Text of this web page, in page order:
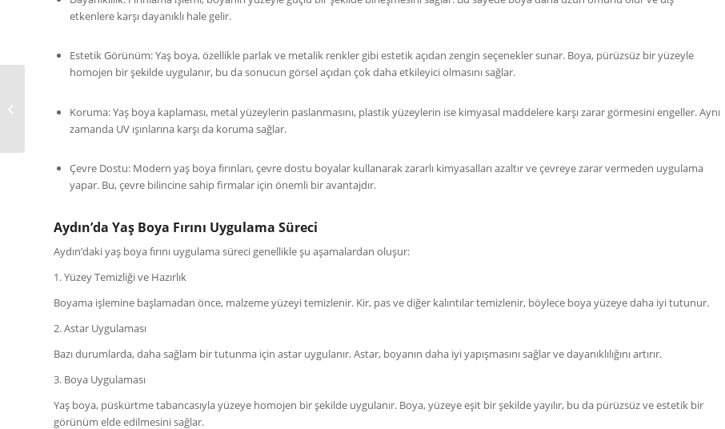
etkenlere karşı dayanıklı hale gelir.
Estetik Görünüm: Yaş boya, özellikle parlak ve metalik renkler gibi estetik açıdan zengin seçenekler sunar. Boya, pürüzsüz bir yüzeyle
homojen bir şekilde uygulanır, bu da sonucun görsel açıdan çok daha etkileyici olmasını sağlar.
Koruma: Yaş boya kaplaması, metal yüzeylerin paslanmasını, plastik yüzeylerin ise kimyasal maddelere karşı zarar görmesini engeller. Aynı
zamanda UV ışınlarına karşı da koruma sağlar.
Çevre Dostu: Modern yaş boya fırınları, çevre dostu boyalar kullanarak zararlı kimyasalları azaltır ve çevreye zarar vermeden uygulama
yapar. Bu, çevre bilincine sahip firmalar için önemli bir avantajdır.
Aydın’da Yaş Boya Fırını Uygulama Süreci
Aydın’daki yaş boya fırını uygulama süreci genellikle şu aşamalardan oluşur:
1. Yüzey Temizliği ve Hazırlık
Boyama işlemine başlamadan önce, malzeme yüzeyi temizlenir. Kir, pas ve diğer kalıntılar temizlenir, böylece boya yüzeye daha iyi tutunur.
2. Astar Uygulaması
Bazı durumlarda, daha sağlam bir tutunma için astar uygulanır. Astar, boyanın daha iyi yapışmasını sağlar ve dayanıklılığını artırır.
3. Boya Uygulaması
Yaş boya, püskürtme tabancasıyla yüzeye homojen bir şekilde uygulanır. Boya, yüzeye eşit bir şekilde yayılır, bu da pürüzsüz ve estetik bir
görünüm elde edilmesini sağlar.
Denizli Yaş Boya Fırını